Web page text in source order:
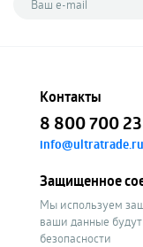
Контакты
8 800 700
info@ultratrade.ru
Защищенное
Мы используем
ваши данные
безопасности